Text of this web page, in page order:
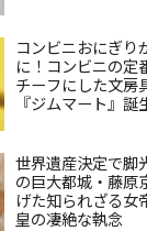
コンビニおにぎり
に！コンビニの定
チーフにした文房
『ジムマート』誕
世界遺産決定で脚
の巨大都城・藤原
げた知られざる女
皇の凄絶な執念